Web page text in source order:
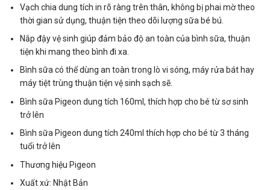
Vạch chia dung tích in rõ ràng trên thân, không bị phai mờ theo
thời gian sử dụng, thuận tiện theo dõi lượng sữa bé bú.
Nắp đậy vệ sinh giúp đảm bảo độ an toàn của bình sữa, thuận
tiện khi mang theo bình đi xa.
Bình sữa có thể dùng an toàn trong lò vi sóng, máy rửa bát hay
máy tiệt trùng thuận tiện vệ sinh sạch sẽ.
Bình sữa Pigeon dung tích 160ml, thích hợp cho bé từ sơ sinh
trở lên
Bình sữa Pigeon dung tích 240ml thích hợp cho bé từ 3 tháng
tuổi trở lên
Thương hiệu Pigeon
Xuất xứ: Nhật Bản